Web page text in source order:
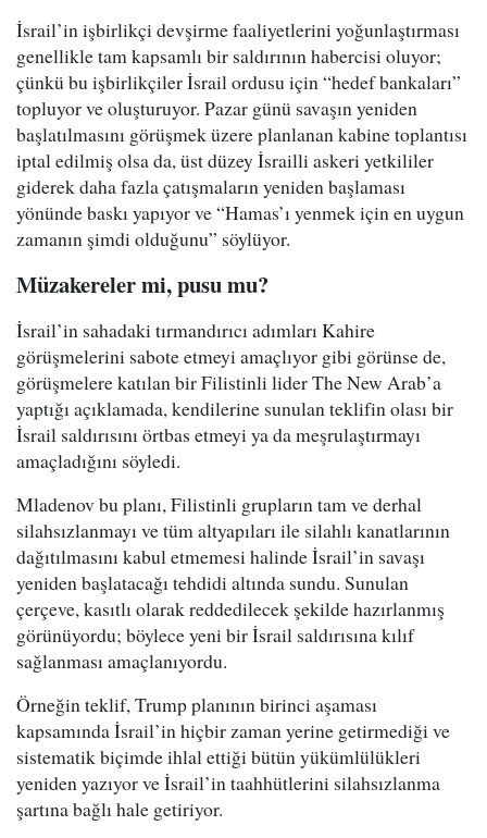
İsrail’in işbirlikçi devşirme faaliyetlerini yoğunlaştırması
genellikle tam kapsamlı bir saldırının habercisi oluyor;
çünkü bu işbirlikçiler İsrail ordusu için “hedef bankaları”
topluyor ve oluşturuyor. Pazar günü savaşın yeniden
başlatılmasını görüşmek üzere planlanan kabine toplantısı
iptal edilmiş olsa da, üst düzey İsrailli askeri yetkililer
giderek daha fazla çatışmaların yeniden başlaması
yönünde baskı yapıyor ve “Hamas’ı yenmek için en uygun
zamanın şimdi olduğunu” söylüyor.
Müzakereler mi, pusu mu?
İsrail’in sahadaki tırmandırıcı adımları Kahire
görüşmelerini sabote etmeyi amaçlıyor gibi görünse de,
görüşmelere katılan bir Filistinli lider The New Arab’a
yaptığı açıklamada, kendilerine sunulan teklifin olası bir
İsrail saldırısını örtbas etmeyi ya da meşrulaştırmayı
amaçladığını söyledi.
Mladenov bu planı, Filistinli grupların tam ve derhal
silahsızlanmayı ve tüm altyapıları ile silahlı kanatlarının
dağıtılmasını kabul etmemesi halinde İsrail’in savaşı
yeniden başlatacağı tehdidi altında sundu. Sunulan
çerçeve, kasıtlı olarak reddedilecek şekilde hazırlanmış
görünüyordu; böylece yeni bir İsrail saldırısına kılıf
sağlanması amaçlanıyordu.
Örneğin teklif, Trump planının birinci aşaması
kapsamında İsrail’in hiçbir zaman yerine getirmediği ve
sistematik biçimde ihlal ettiği bütün yükümlülükleri
yeniden yazıyor ve İsrail’in taahhütlerini silahsızlanma
şartına bağlı hale getiriyor.